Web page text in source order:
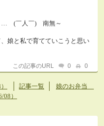
… (￣人￣) 南無～
娘と私で育てていこうと思い
この記事のURL 0 0
記事一覧
娘のお弁当
08）